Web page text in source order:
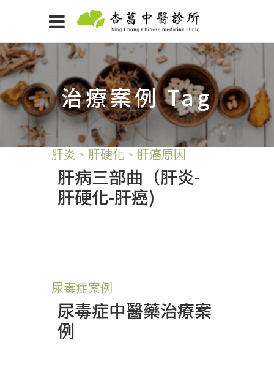
治療案例 Tag
肝炎、肝硬化、肝癌原因
肝病三部曲（肝炎-
肝硬化-肝癌)
尿毒症案例
尿毒症中醫藥治療案
例